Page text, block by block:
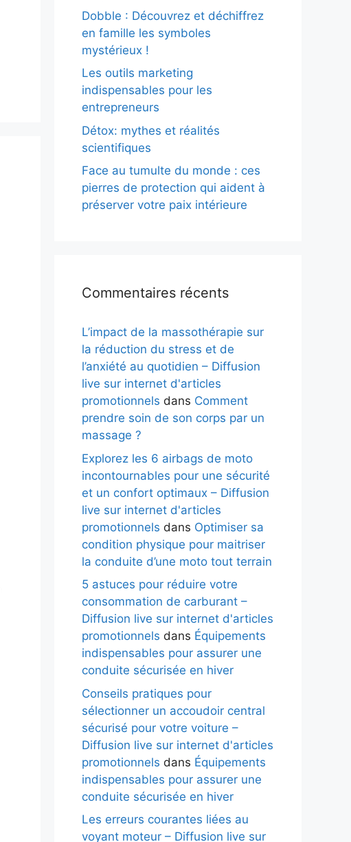
Dobble : Découvrez et déchiffrez
en famille les symboles
mystérieux !
Les outils marketing
indispensables pour les
entrepreneurs
Détox: mythes et réalités
scientifiques
Face au tumulte du monde : ces
pierres de protection qui aident à
préserver votre paix intérieure
Commentaires récents
L’impact de la massothérapie sur
la réduction du stress et de
l’anxiété au quotidien – Diffusion
live sur internet d'articles
promotionnels dans Comment
prendre soin de son corps par un
massage ?
Explorez les 6 airbags de moto
incontournables pour une sécurité
et un confort optimaux – Diffusion
live sur internet d'articles
promotionnels dans Optimiser sa
condition physique pour maitriser
la conduite d’une moto tout terrain
5 astuces pour réduire votre
consommation de carburant –
Diffusion live sur internet d'articles
promotionnels dans Équipements
indispensables pour assurer une
conduite sécurisée en hiver
Conseils pratiques pour
sélectionner un accoudoir central
sécurisé pour votre voiture –
Diffusion live sur internet d'articles
promotionnels dans Équipements
indispensables pour assurer une
conduite sécurisée en hiver
Les erreurs courantes liées au
voyant moteur – Diffusion live sur